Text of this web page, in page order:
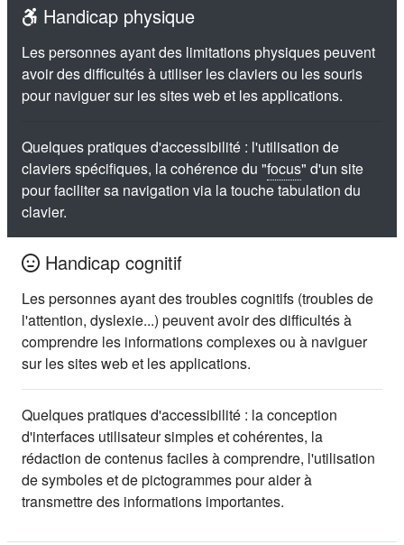
Handicap physique
Les personnes ayant des limitations physiques peuvent
avoir des difficultés à utiliser les claviers ou les souris
pour naviguer sur les sites web et les applications.
Quelques pratiques d'accessibilité : l'utilisation de
claviers spécifiques, la cohérence du "focus" d'un site
pour faciliter sa navigation via la touche tabulation du
clavier.
Handicap cognitif
Les personnes ayant des troubles cognitifs (troubles de
l'attention, dyslexie...) peuvent avoir des difficultés à
comprendre les informations complexes ou à naviguer
sur les sites web et les applications.
Quelques pratiques d'accessibilité : la conception
d'interfaces utilisateur simples et cohérentes, la
rédaction de contenus faciles à comprendre, l'utilisation
de symboles et de pictogrammes pour aider à
transmettre des informations importantes.